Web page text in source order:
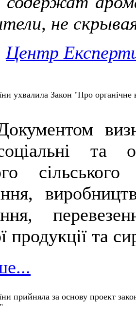
не
Центр
ухвалила Закон "Про
та
продукції та
прийняла за основу проект